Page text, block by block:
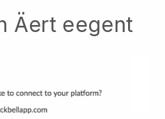
Äert eegent